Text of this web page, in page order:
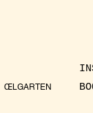
ŒLGARTEN